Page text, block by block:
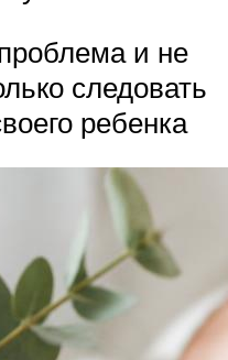
и не
следовать
ребенка